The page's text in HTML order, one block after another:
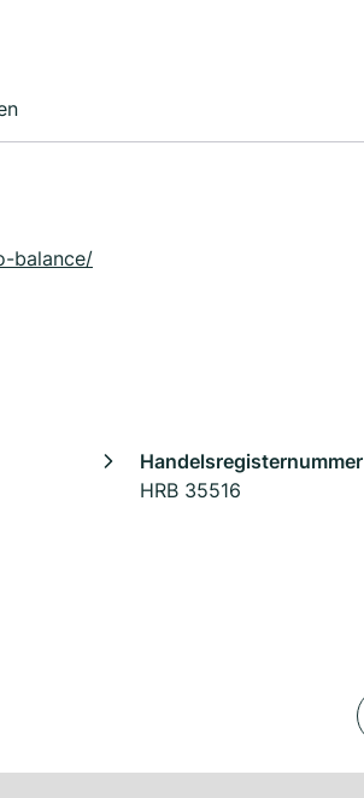
balance/
Handelsregisternummer
HRB 35516